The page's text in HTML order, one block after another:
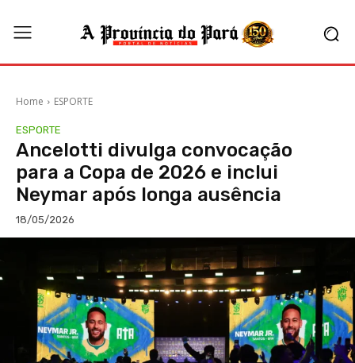
Home ESPORTE
ESPORTE
Ancelotti divulga convocação
para a Copa de 2026 e inclui
Neymar após longa ausência
18/05/2026